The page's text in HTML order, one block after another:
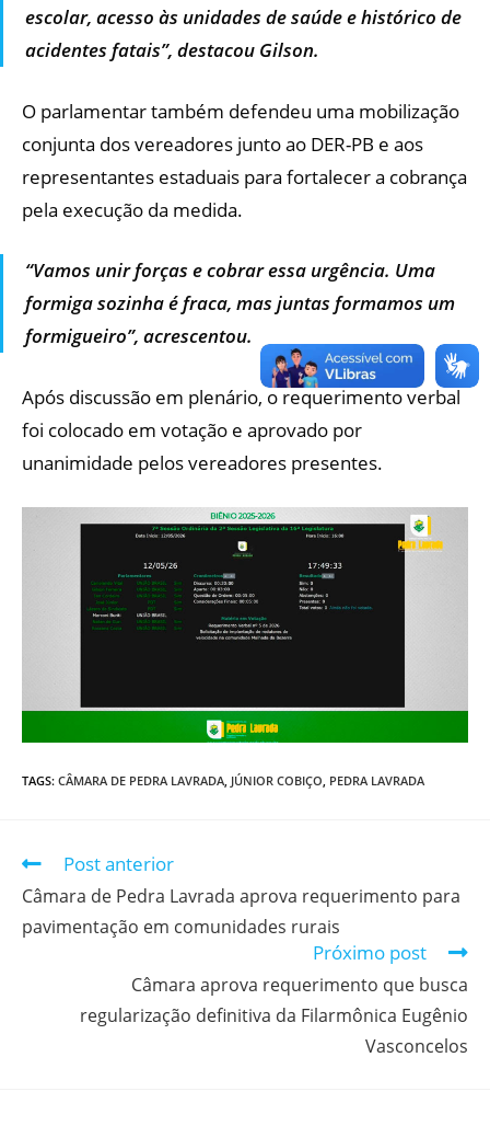
escolar, acesso às unidades de saúde e histórico de
acidentes fatais”, destacou Gilson.
O parlamentar também defendeu uma mobilização
conjunta dos vereadores junto ao DER-PB e aos
representantes estaduais para fortalecer a cobrança
pela execução da medida.
“Vamos unir forças e cobrar essa urgência. Uma
formiga sozinha é fraca, mas juntas formamos um
formigueiro”, acrescentou.
Após discussão em plenário, o requerimento verbal
foi colocado em votação e aprovado por
unanimidade pelos vereadores presentes.
TAGS: CÂMARA DE PEDRA LAVRADA, JÚNIOR COBIÇO, PEDRA LAVRADA
Post anterior
Câmara de Pedra Lavrada aprova requerimento para
pavimentação em comunidades rurais
Próximo post
Câmara aprova requerimento que busca
regularização definitiva da Filarmônica Eugênio
Vasconcelos